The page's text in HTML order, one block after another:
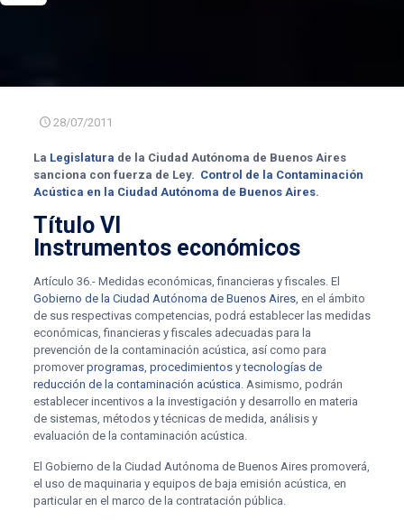
28/07/2011
La Legislatura de la Ciudad Autónoma de Buenos Aires
sanciona con fuerza de Ley. Control de la Contaminación
Acústica en la Ciudad Autónoma de Buenos Aires.
Título VI
Instrumentos económicos
Artículo 36.- Medidas económicas, financieras y fiscales. El
Gobierno de la Ciudad Autónoma de Buenos Aires, en el ámbito
de sus respectivas competencias, podrá establecer las medidas
económicas, financieras y fiscales adecuadas para la
prevención de la contaminación acústica, así como para
promoverprogramas, procedimientosytecnologías de
reducción de la contaminación acústica. Asimismo, podrán
establecer incentivos a la investigación y desarrollo en materia
de sistemas, métodos y técnicas de medida, análisis y
evaluación de la contaminación acústica.
El Gobierno de la Ciudad Autónoma de Buenos Aires promoverá,
el uso de maquinaria y equipos de baja emisión acústica, en
particular en el marco de la contratación pública.